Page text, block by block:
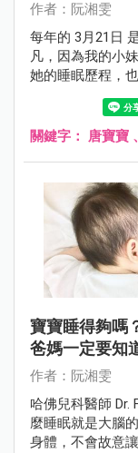
作者：阮湘雯
每年的 3月21日
凡，因為我的小
她的睡眠歷程，
更為複雜。如今
事，幫助更多家
略。
關鍵字： 唐寶寶
寶寶睡得夠嗎
爸媽一定要知
作者：阮湘雯
哈佛兒科醫師 Dr.
麼睡眠就是大腦
身體，不會故意